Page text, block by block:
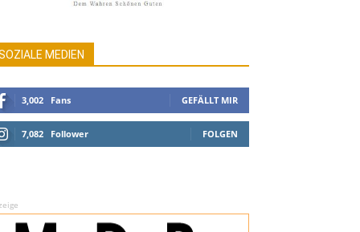
MEDIEN
3,002 Fans GEFÄLLT MIR
7,082 Follower FOLGEN